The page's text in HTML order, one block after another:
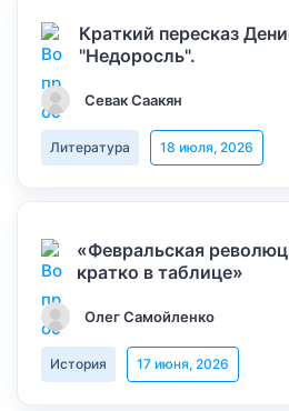
Краткий пересказ
"Недоросль".
Севак Саакян
Литература 18 июля, 2026
«Февральская
кратко в таблице»
Олег Самойленко
История 17 июня, 2026